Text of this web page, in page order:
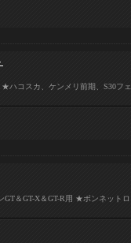
ハコスカ、ケンメリ前期、S30フェ
＆GT-X＆GT-R用 ★ボンネットロ